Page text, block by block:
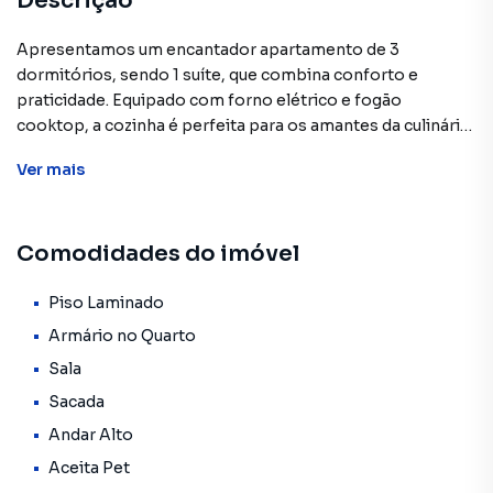
Apresentamos um encantador apartamento de 3
dormitórios, sendo 1 suíte, que combina conforto e
praticidade. Equipado com forno elétrico e fogão
cooktop, a cozinha é perfeita para os amantes da culinária.
organização e espaço para suas coisas.
painel na parede da sala e um teto com sanca de gesso,
O condomínio é um verdadeiro resort, oferecendo duas
quadras esportivas, playground, e uma academia de
musculação completa. Para momentos de lazer, há
churrasqueiras e fornos para pizza, ideais para encontros
Ver mais
Comodidades do imóvel
Piso Laminado
Armário no Quarto
Sala
Sacada
Andar Alto
Aceita Pet